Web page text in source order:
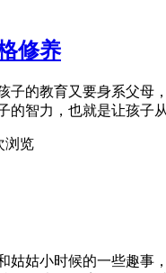
修养
子的教育又要身系父
的智力，也就是让孩子
浏览
姑姑小时候的一些趣事